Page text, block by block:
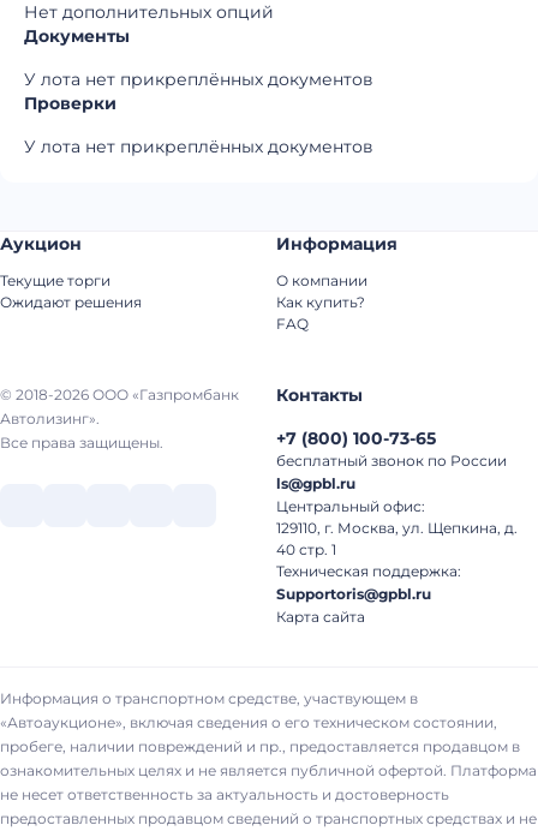
Нет дополнительных опций
Документы
У лота нет прикреплённых документов
Проверки
У лота нет прикреплённых документов
© 2018-2026 ООО «Газпромбанк
Автолизинг».
Все права защищены.
Аукцион
Текущие торги
Ожидают решения
Информация
О компании
Как купить?
FAQ
Контакты
+7 (800) 100-73-65
бесплатный звонок по России
ls@gpbl.ru
Центральный офис:
129110, г. Москва, ул. Щепкина, д.
40 стр. 1
Техническая поддержка:
Supportoris@gpbl.ru
Карта сайта
Информация о транспортном средстве, участвующем в
«Автоаукционе», включая сведения о его техническом состоянии,
пробеге, наличии повреждений и пр., предоставляется продавцом в
ознакомительных целях и не является публичной офертой. Платформа
не несет ответственность за актуальность и достоверность
предоставленных продавцом сведений о транспортных средствах и не